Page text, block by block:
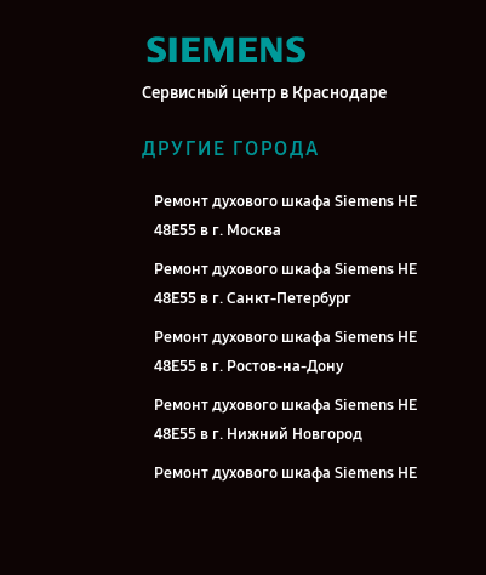
Сервисный центр в Краснодаре
ДРУГИЕ ГОРОДА
Ремонт духового шкафа Siemens HE
48E55 в г. Москва
Ремонт духового шкафа Siemens HE
48E55 в г. Санкт-Петербург
Ремонт духового шкафа Siemens HE
48E55 в г. Ростов-на-Дону
Ремонт духового шкафа Siemens HE
48E55 в г. Нижний Новгород
Ремонт духового шкафа Siemens HE